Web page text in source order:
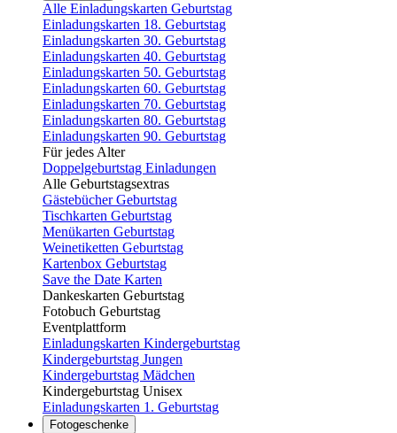
Alle Einladungskarten Geburtstag
Einladungskarten 18. Geburtstag
Einladungskarten 30. Geburtstag
Einladungskarten 40. Geburtstag
Einladungskarten 50. Geburtstag
Einladungskarten 60. Geburtstag
Einladungskarten 70. Geburtstag
Einladungskarten 80. Geburtstag
Einladungskarten 90. Geburtstag
Für jedes Alter
Doppelgeburtstag Einladungen
Alle Geburtstagsextras
Gästebücher Geburtstag
Tischkarten Geburtstag
Menükarten Geburtstag
Weinetiketten Geburtstag
Kartenbox Geburtstag
Save the Date Karten
Dankeskarten Geburtstag
Fotobuch Geburtstag
Eventplattform
Einladungskarten Kindergeburtstag
Kindergeburtstag Jungen
Kindergeburtstag Mädchen
Kindergeburtstag Unisex
Einladungskarten 1. Geburtstag
Fotogeschenke